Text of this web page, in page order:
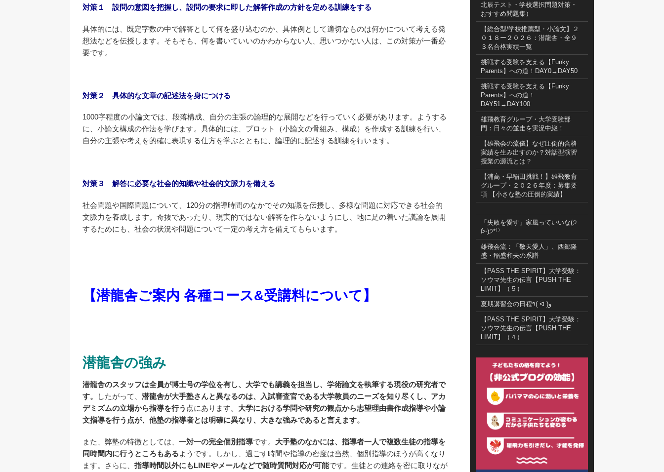
対策１ 設問の意図を把握し、設問の要求に即した解答作成の方針を定める訓練をする
具体的には、既定字数の中で解答として何を盛り込むのか、具体例として適切なものは何かについて考える発
想法などを伝授します。そもそも、何を書いていいのかわからない人、思いつかない人は、この対策が一番必
要です。
対策２ 具体的な文章の記述法を身につける
1000字程度の小論文では、段落構成、自分の主張の論理的な展開などを行っていく必要があります。ようする
に、小論文構成の作法を学びます。具体的には、プロット（小論文の骨組み、構成）を作成する訓練を行い、
自分の主張や考えを的確に表現する仕方を学ぶとともに、論理的に記述する訓練を行います。
対策３ 解答に必要な社会的知識や社会的文脈力を備える
社会問題や国際問題について、120分の指導時間のなかでその知識を伝授し、多様な問題に対応できる社会的
文脈力を養成します。奇抜であったり、現実的ではない解答を作らないようにし、地に足の着いた議論を展開
するためにも、社会の状況や問題について一定の考え方を備えてもらいます。
【潜龍舎ご案内 各種コース&受講料について】
潜龍舎の強み
潜龍舎のスタッフは全員が博士号の学位を有し、大学でも講義を担当し、学術論文を執筆する現役の研究者で
す。
したがって、 潜龍舎が大手塾さんと異なるのは、入試審査官である大学教員のニーズを知り尽くし、アカ
デミズムの立場から指導を行う 点にあります。 大学における学問や研究の観点から志望理由書作成指導や小論
文指導を行う点が、他塾の指導者とは明確に異なり、大きな強みであると言えます。
また、弊塾の特徴としては、 一対一の完全個別指導です。 大手塾のなかには、指導者一人で複数生徒の指導を
同時間内に行うところもあるようです。しかし、過ごす時間や指導の密度は当然、個別指導のほうが高くなり
ます。さらに、 指導時間以外にもLINEやメールなどで随時質問対応が可能です。生徒との連絡を密に取りなが
北辰テスト・学校選択問題対策・
おすすめ問題集）
【総合型/学校推薦型・小論文】２
０１８ー２０２６：潜龍舎・全９
３名合格実績一覧
挑戦する受験を支える【Funky
Parents】への道！DAY0→DAY50
挑戦する受験を支える【Funky
Parents】への道！
DAY51→DAY100
雄飛教育グループ・大学受験部
門：日々の並走を実況中継！
【雄飛会の流儀】なぜ圧倒的合格
実績を生み出すのか？対話型演習
授業の源流とは？
【浦高・早稲田挑戦！】雄飛教育
グループ・２０２６年度：募集要
項 【小さな塾の圧倒的実績】
「失敗を愛す」家風っていいな(੭
ᐕ)੭*⁾⁾
雄飛会流：「敬天愛人」、西郷隆
盛・稲盛和夫の系譜
【PASS THE SPIRIT】大学受験：
ソウマ先生の伝言【PUSH THE
LIMIT】（５）
夏期講習会の日程٩( ᐛ )و
【PASS THE SPIRIT】大学受験：
ソウマ先生の伝言【PUSH THE
LIMIT】（４）